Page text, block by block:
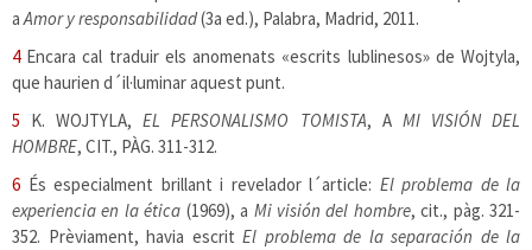
aAmor y responsabilidad(3a ed.), Palabra, Madrid, 2011.
4Encara cal traduir els anomenats «escrits lublinesos» de Wojtyla,
que haurien d´il·luminar aquest punt.
5 K.WOJTYLA,EL PERSONALISMO TOMISTA, A MI VISIÓN DEL
HOMBRE, CIT., PÀG. 311-312.
6 És especialment brillant i revelador l´article: El problema de la
experiencia en la ética (1969), a Mi visión del hombre, cit., pàg. 321-
352. Prèviament, havia escrit El problema de la separación de la